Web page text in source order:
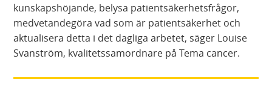
kunskapshöjande, belysa patientsäkerhetsfrågor,
medvetandegöra vad som är patientsäkerhet och
aktualisera detta i det dagliga arbetet, säger Louise
Svanström, kvalitetssamordnare på Tema cancer.